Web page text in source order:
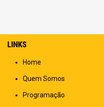
LINKS
Home
Quem Somos
Programação